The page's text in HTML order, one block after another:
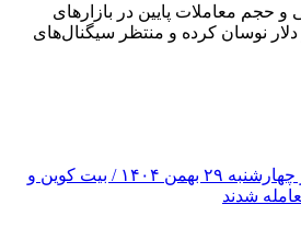
حجم معاملات پایین در بازارهای
زیر سطح ۶۸ هزار دلار نوسان کرده و منتظر سیگنال‌های